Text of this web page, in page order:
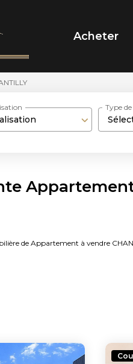
Acheter
Type
Appartement
de Appartement à vendre